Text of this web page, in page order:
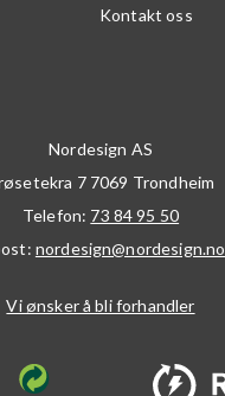
Kontakt oss
Nordesign AS
7 7069 Trondheim
Telefon: 73 84 95 50
nordesign@nordesign.no
Vi ønsker å bli forhandler